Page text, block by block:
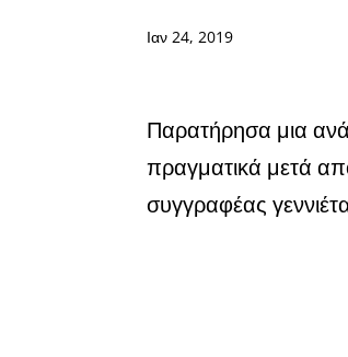
Ιαν 24, 2019
Παρατήρησα μια
πραγματικά μετά
συγγραφέας